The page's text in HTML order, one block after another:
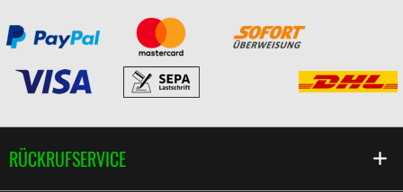
RÜCKRUFSERVICE